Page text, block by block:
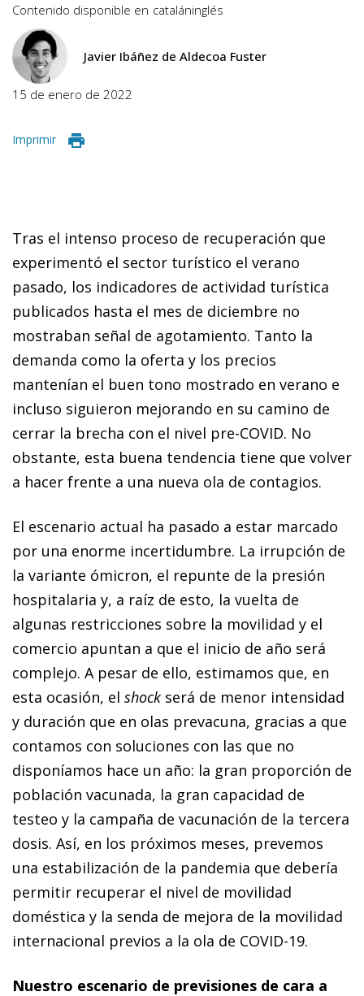
Contenido disponible en cataláninglés
Javier Ibáñez de Aldecoa Fuster
15 de enero de 2022
Imprimir
Tras el intenso proceso de recuperación que
experimentó el sector turístico el verano
pasado, los indicadores de actividad turística
publicados hasta el mes de diciembre no
mostraban señal de agotamiento. Tanto la
demanda como la oferta y los precios
mantenían el buen tono mostrado en verano e
incluso siguieron mejorando en su camino de
cerrar la brecha con el nivel pre-COVID. No
obstante, esta buena tendencia tiene que volver
a hacer frente a una nueva ola de contagios.
El escenario actual ha pasado a estar marcado
por una enorme incertidumbre. La irrupción de
la variante ómicron, el repunte de la presión
hospitalaria y, a raíz de esto, la vuelta de
algunas restricciones sobre la movilidad y el
comercio apuntan a que el inicio de año será
complejo. A pesar de ello, estimamos que, en
esta ocasión, el shock será de menor intensidad
y duración que en olas prevacuna, gracias a que
contamos con soluciones con las que no
disponíamos hace un año: la gran proporción de
población vacunada, la gran capacidad de
testeo y la campaña de vacunación de la tercera
dosis. Así, en los próximos meses, prevemos
una estabilización de la pandemia que debería
permitir recuperar el nivel de movilidad
doméstica y la senda de mejora de la movilidad
internacional previos a la ola de COVID-19.
Nuestro escenario de previsiones de cara a